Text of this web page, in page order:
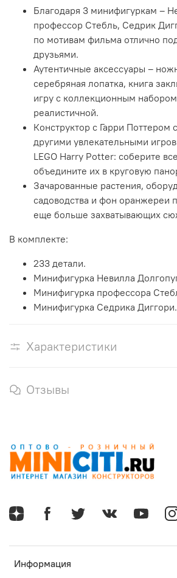
Благодаря 3 минифигуркам –
профессор Стебль, Седрик
по мотивам фильма отлично
друзьями.
Аутентичные аксессуары –
серебряная лопатка, книга
игру с коллекционным
реалистичной.
Конструктор с Гарри Поттером
другими увлекательными
LEGO Harry Potter: соберите
объедините их в круговую
Зачарованные растения,
садоводства и фон оранжереи
еще больше захватывающих
В комплекте:
233 детали.
Минифигурка Невилла
Минифигурка профессора
Минифигурка Седрика Диггори.
Характеристики
Отзывы
Информация